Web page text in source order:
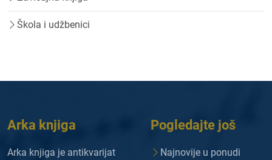
Škola i udžbenici
Arka knjiga
Arka knjiga je antikvarijat
Pogledajte još
Najnovije u ponudi